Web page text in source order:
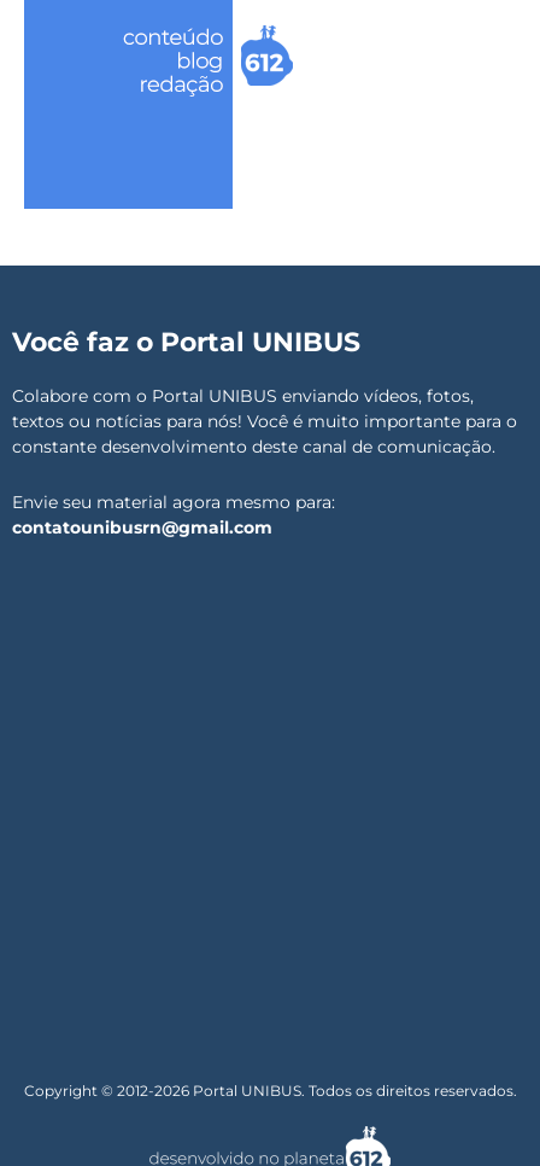
Você faz o Portal UNIBUS
Colabore com o Portal UNIBUS enviando vídeos, fotos,
textos ou notícias para nós! Você é muito importante para o
constante desenvolvimento deste canal de comunicação.
Envie seu material agora mesmo para:
contatounibusrn@gmail.com
Copyright © 2012-2026 Portal UNIBUS. Todos os direitos reservados.